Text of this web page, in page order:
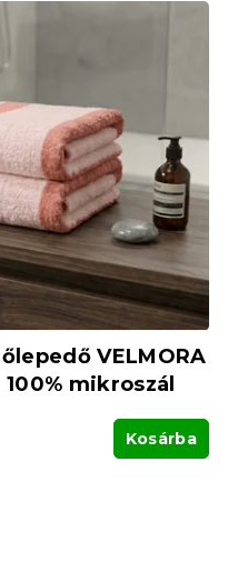
VELMORA
mikroszál
Kosárba